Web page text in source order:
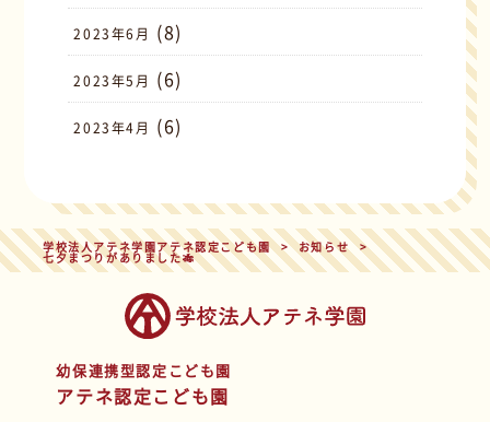
2023年6月 (8)
2023年5月 (6)
2023年4月 (6)
学校法人アテネ学園アテネ認定こども園 > お知らせ >
七夕まつりがありました🎋
幼保連携型認定こども園
アテネ認定こども園